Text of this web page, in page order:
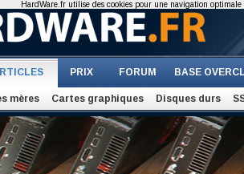
PRIX FORUM BASE
mères Cartes graphiques Disques durs
HardWare.fr utilise des cookies pour une navigation